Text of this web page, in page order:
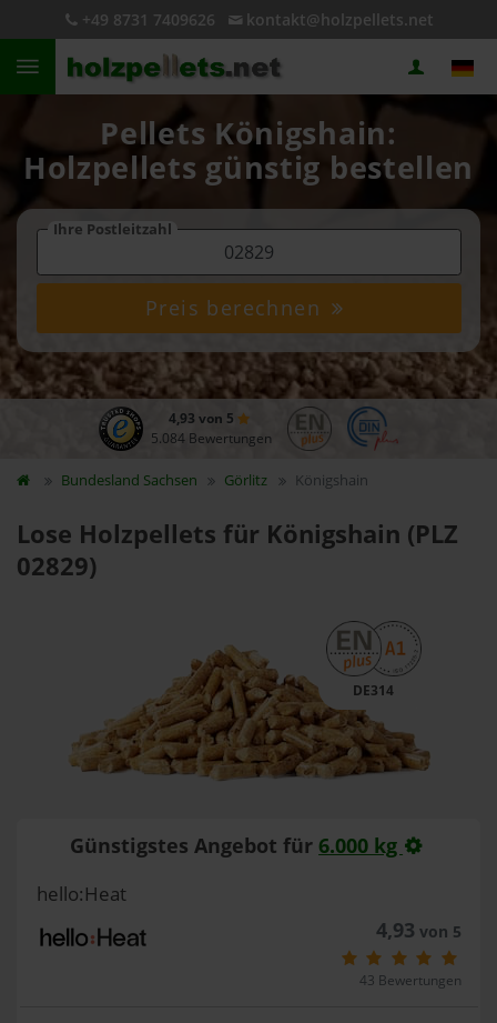
+49 8731 7409626 kontakt@holzpellets.net
Pellets Königshain:
Holzpellets günstig bestellen
Ihre Postleitzahl
Preis berechnen
4,93 von 5
5.084 Bewertungen
Bundesland Sachsen Görlitz Königshain
Lose Holzpellets für Königshain (PLZ
02829)
DE314
Günstigstes Angebot für 6.000 kg
hello:Heat
4,93 von 5
43 Bewertungen